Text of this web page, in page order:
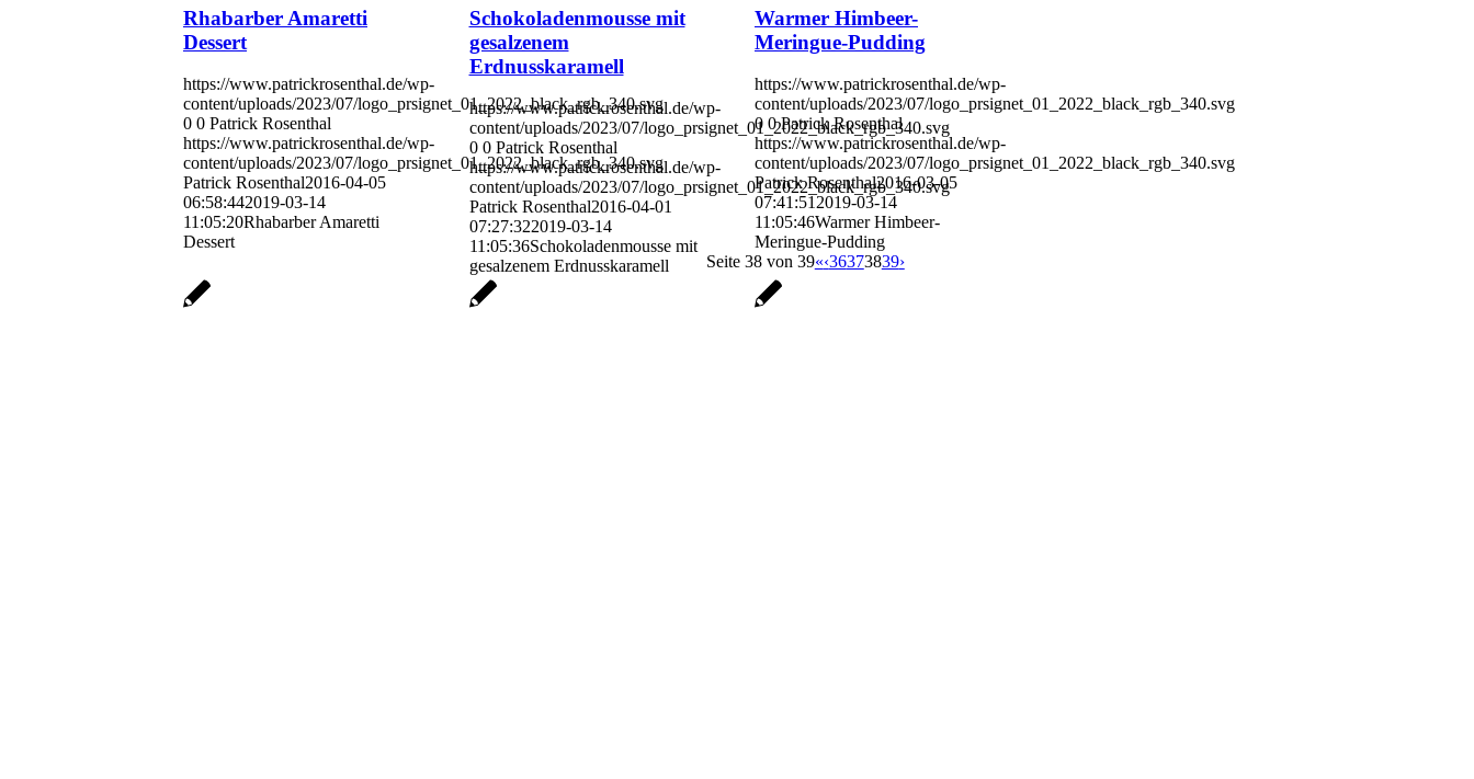
Rhabarber Amaretti
Dessert
https://www.patrickrosenthal.de/wp-
content/uploads/2023/07/logo_prsignet_01_2022_black_rgb_340.svg
0 0 Patrick Rosenthal
https://www.patrickrosenthal.de/wp-
content/uploads/2023/07/logo_prsignet_01_2022_black_rgb_340.svg
Patrick Rosenthal2016-04-05
06:58:442019-03-14
11:05:20Rhabarber Amaretti
Dessert
Schokoladenmousse mit
gesalzenem
Erdnusskaramell
https://www.patrickrosenthal.de/wp-
content/uploads/2023/07/logo_prsignet_01_2022_black_rgb_340.svg
0 0 Patrick Rosenthal
https://www.patrickrosenthal.de/wp-
content/uploads/2023/07/logo_prsignet_01_2022_black_rgb_340.svg
Patrick Rosenthal2016-04-01
07:27:322019-03-14
11:05:36Schokoladenmousse mit
gesalzenem Erdnusskaramell
Warmer Himbeer-
Meringue-Pudding
https://www.patrickrosenthal.de/wp-
content/uploads/2023/07/logo_prsignet_01_2022_black_rgb_340.svg
0 0 Patrick Rosenthal
https://www.patrickrosenthal.de/wp-
content/uploads/2023/07/logo_prsignet_01_2022_black_rgb_340.svg
Patrick Rosenthal2016-03-05
07:41:51 2019-03-14
11:05:46Warmer Himbeer-
Meringue-Pudding
Seite 38 von 39«‹36373839›